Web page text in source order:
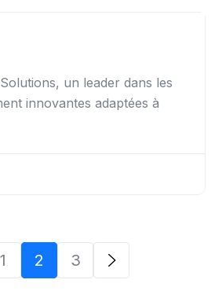
un leader dans les
innovantes adaptées à
1 2 3